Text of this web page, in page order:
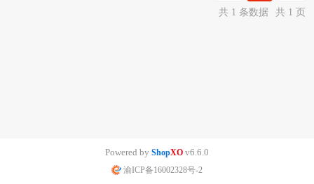
共 1 条数据
共 1 页
Powered by ShopXO v6.6.0
渝ICP备16002328号-2